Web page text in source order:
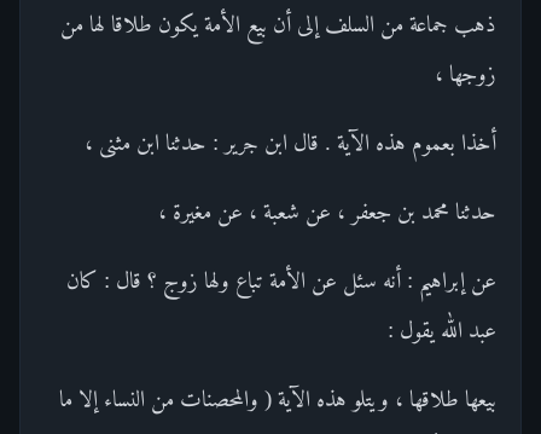
ذهب جماعة من السلف إلى أن بيع الأمة يكون طلاقا لها من
زوجها ،
أخذا بعموم هذه الآية . قال ابن جرير : حدثنا ابن مثنى ،
حدثنا محمد بن جعفر ، عن شعبة ، عن مغيرة ،
عن إبراهيم : أنه سئل عن الأمة تباع ولها زوج ؟ قال : كان
عبد الله يقول :
بيعها طلاقها ، ويتلو هذه الآية ( والمحصنات من النساء إلا ما